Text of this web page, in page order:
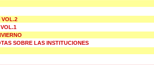
VOL.2
SOBRE LAS INSTITUCIONES